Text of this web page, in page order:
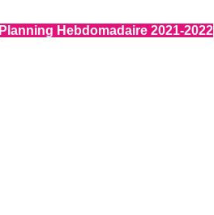
Planning Hebdomadaire 2021-2022